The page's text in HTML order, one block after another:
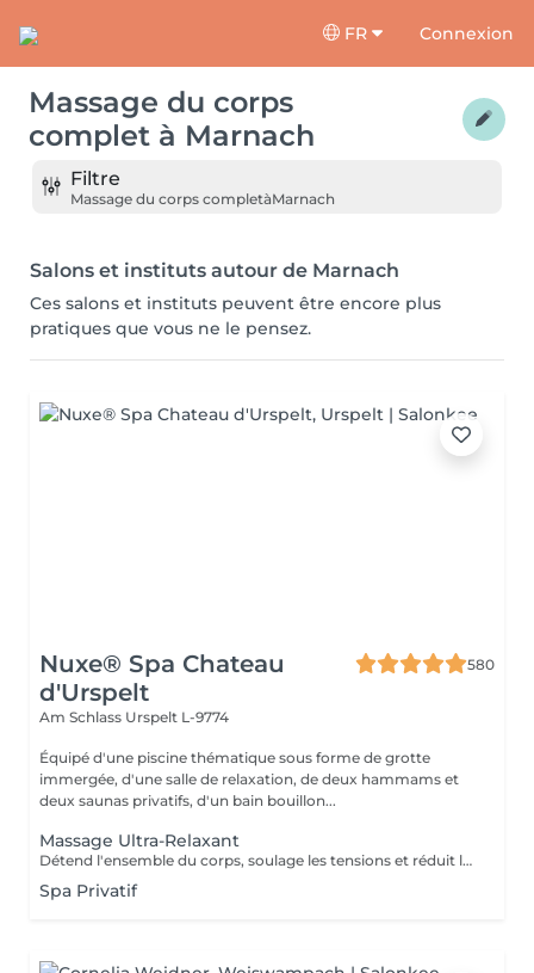
FR Connexion
Massage du corps
complet à Marnach
Filtre
Massage du corps completàMarnach
Salons et instituts autour de Marnach
Ces salons et instituts peuvent être encore plus
pratiques que vous ne le pensez.
Nuxe® Spa Chateau
d'Urspelt
580
Am Schlass Urspelt L-9774
Équipé d'une piscine thématique sous forme de grotte
immergée, d'une salle de relaxation, de deux hammams et
deux saunas privatifs, d'un bain bouillon...
Massage Ultra-Relaxant
Détend l'ensemble du corps, soulage les tensions et réduit le stress grâce à une succession de manuvres douces et enveloppantes. Un moment de pure relaxation.
Spa Privatif